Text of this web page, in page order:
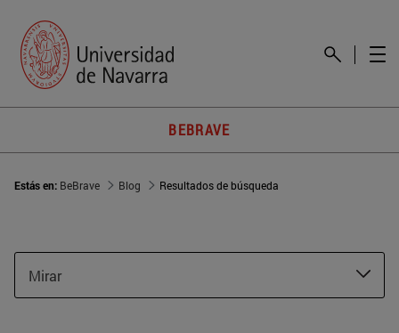
BEBRAVE
Estás en: BeBrave Blog Resultados de búsqueda
Mirar